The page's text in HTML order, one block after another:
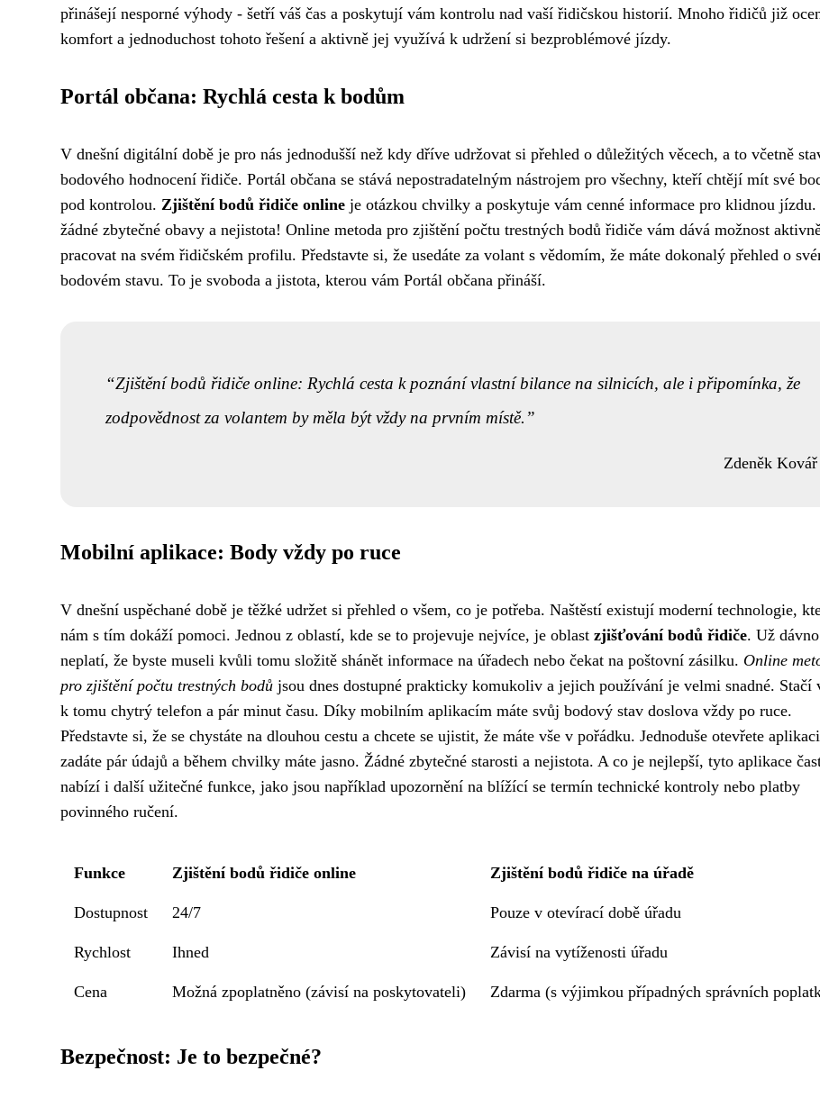
přinášejí nesporné výhody - šetří váš čas a poskytují vám kontrolu nad vaší řidičskou historií. Mnoho řidičů již
komfort a jednoduchost tohoto řešení a aktivně jej využívá k udržení si bezproblémové jízdy.
Portál občana: Rychlá cesta k bodům
V dnešní digitální době je pro nás jednodušší než kdy dříve udržovat si přehled o důležitých věcech, a to včetně
bodového hodnocení řidiče. Portál občana se stává nepostradatelným nástrojem pro všechny, kteří chtějí mít své
pod kontrolou. Zjištění bodů řidiče online je otázkou chvilky a poskytuje vám cenné informace pro klidnou
žádné zbytečné obavy a nejistota! Online metoda pro zjištění počtu trestných bodů řidiče vám dává možnost
pracovat na svém řidičském profilu. Představte si, že usedáte za volant s vědomím, že máte dokonalý přehled o
bodovém stavu. To je svoboda a jistota, kterou vám Portál občana přináší.
Zjištění bodů řidiče online: Rychlá cesta k poznání vlastní bilance na silnicích, ale i připomínka, že
zodpovědnost za volantem by měla být vždy na prvním místě.
Zdeněk Kovář
Mobilní aplikace: Body vždy po ruce
V dnešní uspěchané době je těžké udržet si přehled o všem, co je potřeba. Naštěstí existují moderní technologie,
nám s tím dokáží pomoci. Jednou z oblastí, kde se to projevuje nejvíce, je oblast zjišťování bodů řidiče. Už dávno
neplatí, že byste museli kvůli tomu složitě shánět informace na úřadech nebo čekat na poštovní zásilku. Online
pro zjištění počtu trestných bodů jsou dnes dostupné prakticky komukoliv a jejich používání je velmi snadné. Stačí
k tomu chytrý telefon a pár minut času. Díky mobilním aplikacím máte svůj bodový stav doslova vždy po ruce.
Představte si, že se chystáte na dlouhou cestu a chcete se ujistit, že máte vše v pořádku. Jednoduše otevřete
zadáte pár údajů a během chvilky máte jasno. Žádné zbytečné starosti a nejistota. A co je nejlepší, tyto aplikace
nabízí i další užitečné funkce, jako jsou například upozornění na blížící se termín technické kontroly nebo platby
povinného ručení.
Funkce Zjištění bodů řidiče online Zjištění bodů řidiče na úřadě
Dostupnost 24/7 Pouze v otevírací době úřadu
Rychlost Ihned Závisí na vytíženosti úřadu
Cena Možná zpoplatněno (závisí na poskytovateli) Zdarma (s výjimkou případných správních
Bezpečnost: Je to bezpečné?